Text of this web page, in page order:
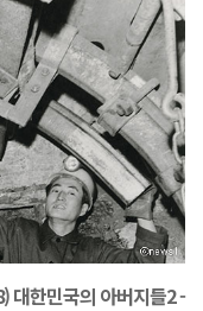
L
복
사
기
게
변
경
하
기
게
변
경
하
기
대한민국의 아버지들2 -